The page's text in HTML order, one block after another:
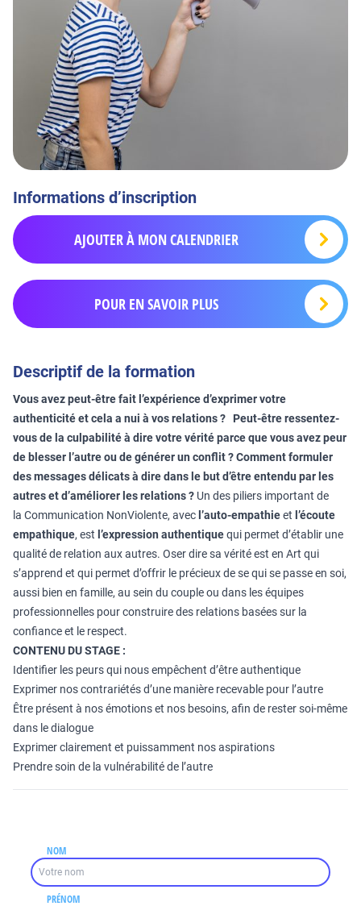
Informations d’inscription
AJOUTER À MON CALENDRIER
POUR EN SAVOIR PLUS
Descriptif de la formation
Vous avez peut-être fait l’expérience d’exprimer votre
authenticité et cela a nui à vos relations ? Peut-être ressentez-
vous de la culpabilité à dire votre vérité parce que vous avez peur
de blesser l’autre ou de générer un conflit ? Comment formuler
des messages délicats à dire dans le but d’être entendu par les
autres et d’améliorer les relations ? Un des piliers important de
la Communication NonViolente, avec l’auto-empathieet l’écoute
empathique, est l’expression authentiquequi permet d’établir une
qualité de relation aux autres. Oser dire sa vérité est en Art qui
s’apprend et qui permet d’offrir le précieux de se qui se passe en soi,
aussi bien en famille, au sein du couple ou dans les équipes
professionnelles pour construire des relations basées sur la
confiance et le respect.
CONTENU DU STAGE :
Identifier les peurs qui nous empêchent d’être authentique
Exprimer nos contrariétés d’une manière recevable pour l’autre
Être présent à nos émotions et nos besoins, afin de rester soi-même
dans le dialogue
Exprimer clairement et puissamment nos aspirations
Prendre soin de la vulnérabilité de l’autre
NOM
PRÉNOM